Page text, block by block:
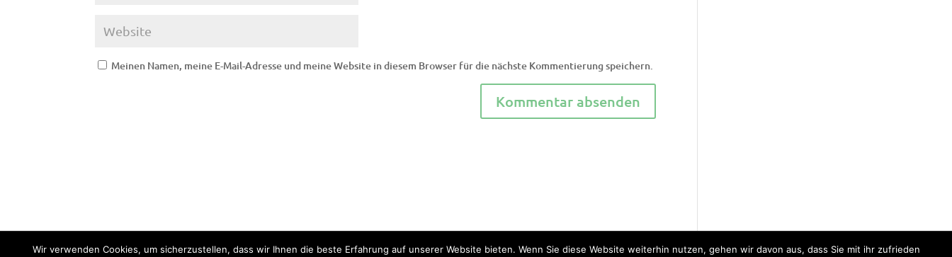
Meinen Namen, meine E-Mail-Adresse und meine Website in diesem Browser für die nächste Kommentierung speichern.
Impressum Datenschutz
Wir verwenden Cookies, um sicherzustellen, dass wir Ihnen die beste Erfahrung auf unserer Website bieten. Wenn Sie diese Website weiterhin nutzen, gehen wir davon aus, dass Sie mit ihr zufrieden